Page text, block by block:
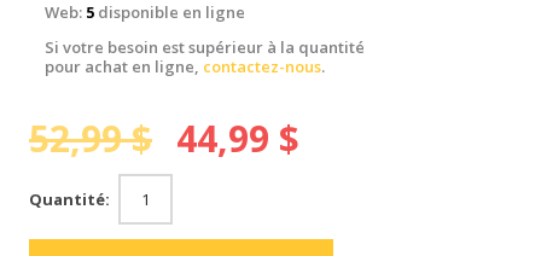
Web: 5 disponible en ligne
Si votre besoin est supérieur à la quantité
pour achat en ligne, contactez-nous.
52,99 $ 44,99 $
Quantité: